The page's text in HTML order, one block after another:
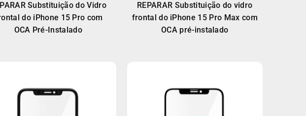
Substituição do Vidro
do iPhone 15 Pro com
OCA Pré-Instalado
REPARAR Substituição do vidro
frontal do iPhone 15 Pro Max com
OCA pré-instalado